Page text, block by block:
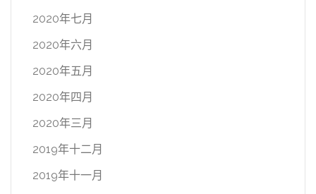
2020年七月
2020年六月
2020年五月
2020年四月
2020年三月
2019年十二月
2019年十一月